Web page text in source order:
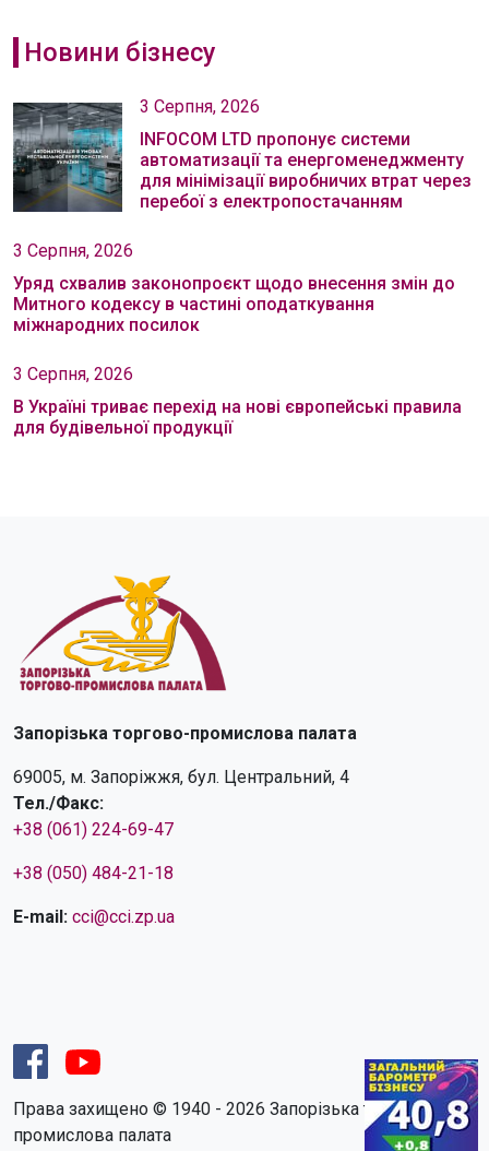
Новини бізнесу
3 Серпня, 2026
INFOCOM LTD пропонує системи
автоматизації та енергоменеджменту
для мінімізації виробничих втрат через
перебої з електропостачанням
3 Серпня, 2026
Уряд схвалив законопроєкт щодо внесення змін до
Митного кодексу в частині оподаткування
міжнародних посилок
3 Серпня, 2026
В Україні триває перехід на нові європейські правила
для будівельної продукції
Запорізька торгово-промислова палата
69005, м. Запоріжжя, бул. Центральний, 4
Тел./Факс:
+38 (061) 224-69-47
+38 (050) 484-21-18
E-mail: cci@cci.zp.ua
Права захищено © 1940 - 2026 Запорізька торгово-
промислова палата